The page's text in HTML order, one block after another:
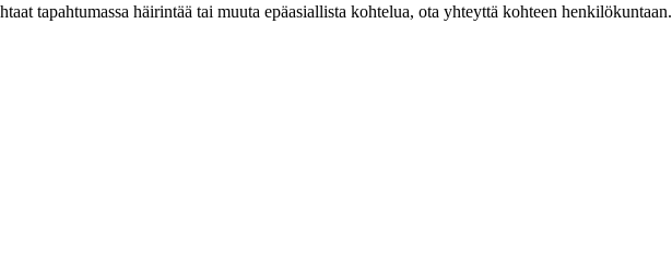
tapahtumassa häirintää tai muuta epäasiallista kohtelua, ota yhteyttä kohteen henkilökuntaan.